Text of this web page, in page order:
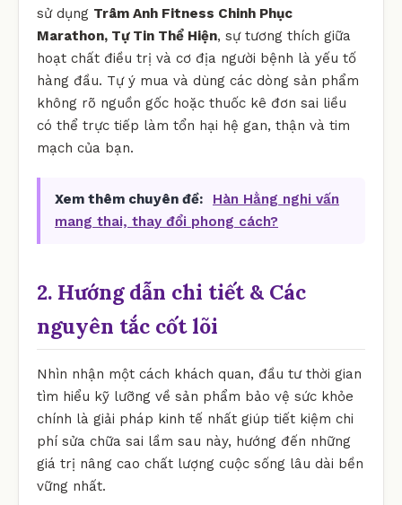
sử dụng Trâm Anh Fitness Chinh Phục
Marathon, Tự Tin Thể Hiện, sự tương thích giữa
hoạt chất điều trị và cơ địa người bệnh là yếu tố
hàng đầu. Tự ý mua và dùng các dòng sản phẩm
không rõ nguồn gốc hoặc thuốc kê đơn sai liều
có thể trực tiếp làm tổn hại hệ gan, thận và tim
mạch của bạn.
Xem thêm chuyên đề:
Hàn Hằng nghi vấn
mang thai, thay đổi phong cách?
2. Hướng dẫn chi tiết & Các
nguyên tắc cốt lõi
Nhìn nhận một cách khách quan, đầu tư thời gian
tìm hiểu kỹ lưỡng về sản phẩm bảo vệ sức khỏe
chính là giải pháp kinh tế nhất giúp tiết kiệm chi
phí sửa chữa sai lầm sau này, hướng đến những
giá trị nâng cao chất lượng cuộc sống lâu dài bền
vững nhất.